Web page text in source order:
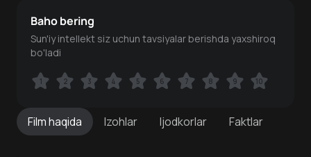
Filmhaqida Izohlar Ijodkorlar Faktlar
Baho bering
Sun'iy intellekt siz uchun tavsiyalar berishda yaxshiroq
bo'ladi
1 2 3 4 5 6 7 8 9 10
1 2 3 4 5 6 7 8 9 10